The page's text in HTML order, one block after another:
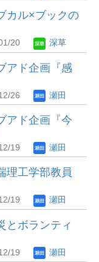
カル×ブックの
20 深草
アド企画『感
26 瀬田
アド企画『今
19 瀬田
理工学部教員
19 瀬田
とボランティ
19 瀬田